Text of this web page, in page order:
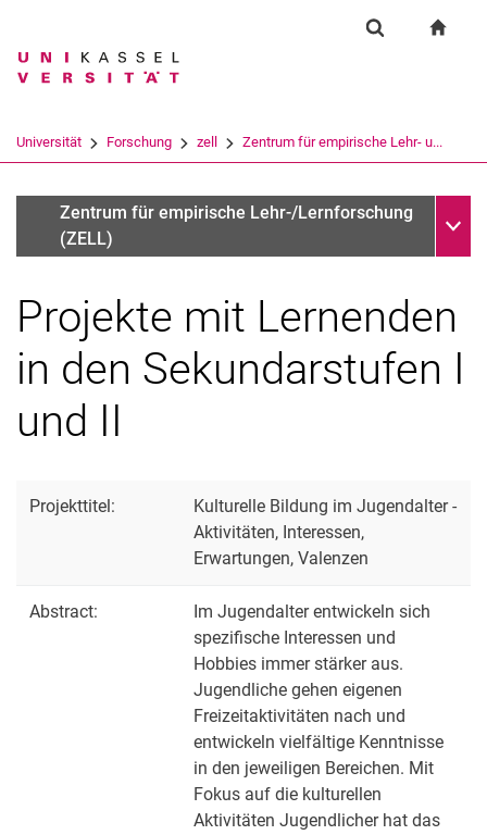
Springe direkt zu: Inhalt
Springe direkt zu: Suche
Springe direkt zu:
Suchbegriff
Suchen (öffnet externen Link in einem
Universität Forschung zell Zentrum für empirische Lehr- u...
Sekundarstufe I und II
Zentrum für empirische Lehr-/Lernforschung
(ZELL)
Aktuelles
Direktorium
Mitglieder des ZELL
Forschung
Kontakt
Projekte mit Lernenden
in den Sekundarstufen I
und II
Projekttitel:
Kulturelle Bildung im Jugendalter -
Aktivitäten, Interessen,
Erwartungen, Valenzen
Abstract:
Im Jugendalter entwickeln sich
spezifische Interessen und
Hobbies immer stärker aus.
Jugendliche gehen eigenen
Freizeitaktivitäten nach und
entwickeln vielfältige Kenntnisse
in den jeweiligen Bereichen. Mit
Fokus auf die kulturellen
Aktivitäten Jugendlicher hat das